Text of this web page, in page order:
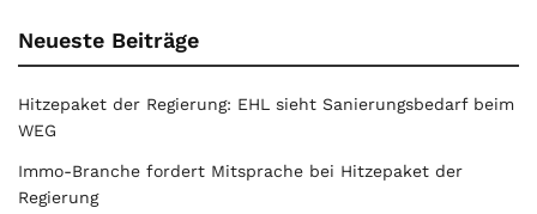
Neueste Beiträge
Hitzepaket der Regierung: EHL sieht Sanierungsbedarf beim
WEG
Immo-Branche fordert Mitsprache bei Hitzepaket der
Regierung